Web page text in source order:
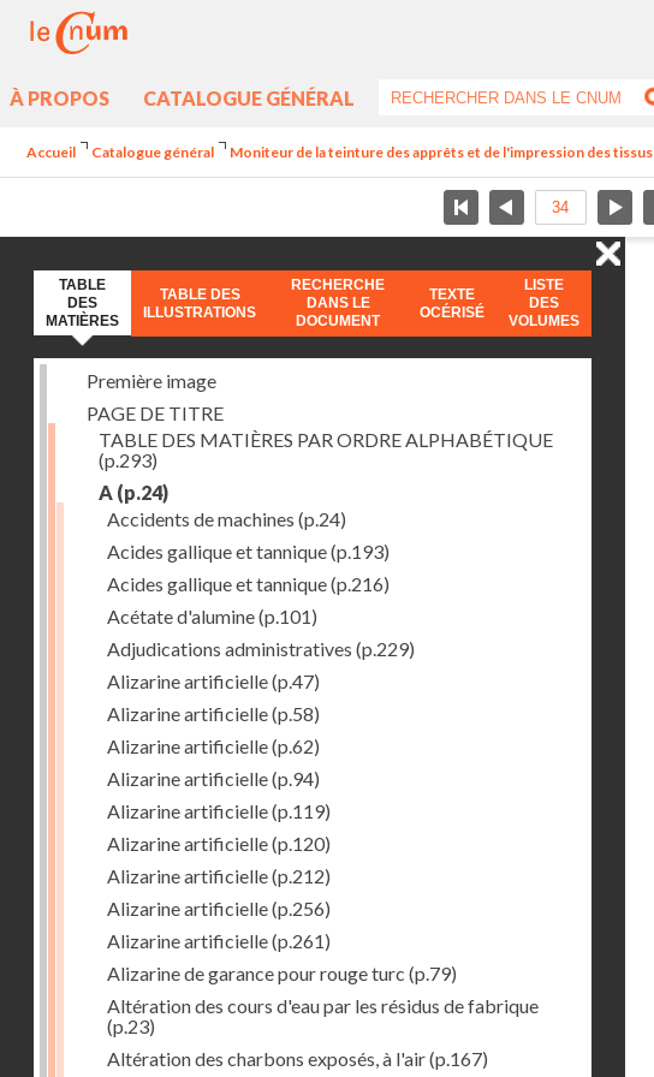
À PROPOS CATALOGUE GÉNÉRAL
Accueil Catalogue général Moniteur de la teinture des apprêts et de l'impression des tissus
TABLE
DES
MATIÈRES
TABLE DES
ILLUSTRATIONS
RECHERCHE
DANS LE
DOCUMENT
TEXTE
OCÉRISÉ
LISTE
DES
VOLUMES
Première image
PAGE DE TITRE
TABLE DES MATIÈRES PAR ORDRE ALPHABÉTIQUE
(p.293)
A (p.24)
Accidents de machines (p.24)
Acides gallique et tannique(p.193)
Acides gallique et tannique(p.216)
Acétate d'alumine(p.101)
Adjudications administratives (p.229)
Alizarine artificielle(p.47)
Alizarine artificielle(p.58)
Alizarine artificielle(p.62)
Alizarine artificielle(p.94)
Alizarine artificielle(p.119)
Alizarine artificielle(p.120)
Alizarine artificielle(p.212)
Alizarine artificielle(p.256)
Alizarine artificielle(p.261)
Alizarine de garance pour rouge turc (p.79)
Altération des cours d'eau par les résidus de fabrique
(p.23)
Altération des charbons exposés, à l'air(p.167)